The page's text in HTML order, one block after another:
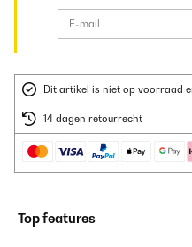
Dit artikel is niet op voorraad
14 dagen retourrecht
Top features